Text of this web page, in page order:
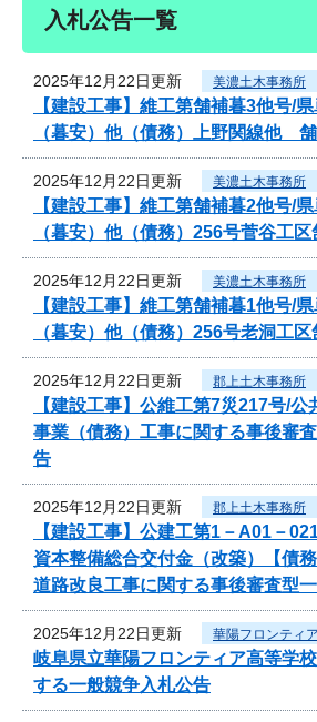
入札公告一覧
2025年12月22日更新 美濃土木事務所
【建設工事】維工第舗補暮3他号/
（暮安）他（債務）上野関線他
2025年12月22日更新 美濃土木事務所
【建設工事】維工第舗補暮2他号/
（暮安）他（債務）256号菅谷工
2025年12月22日更新 美濃土木事務所
【建設工事】維工第舗補暮1他号/
（暮安）他（債務）256号老洞工
2025年12月22日更新 郡上土木事務所
【建設工事】公維工第7災217号/
事業（債務）工事に関する事後審
告
2025年12月22日更新 郡上土木事務所
【建設工事】公建工第1－A01－
資本整備総合交付金（改築）【債
道路改良工事に関する事後審査型
2025年12月22日更新 華陽フロンティ
岐阜県立華陽フロンティア高等学
する一般競争入札公告